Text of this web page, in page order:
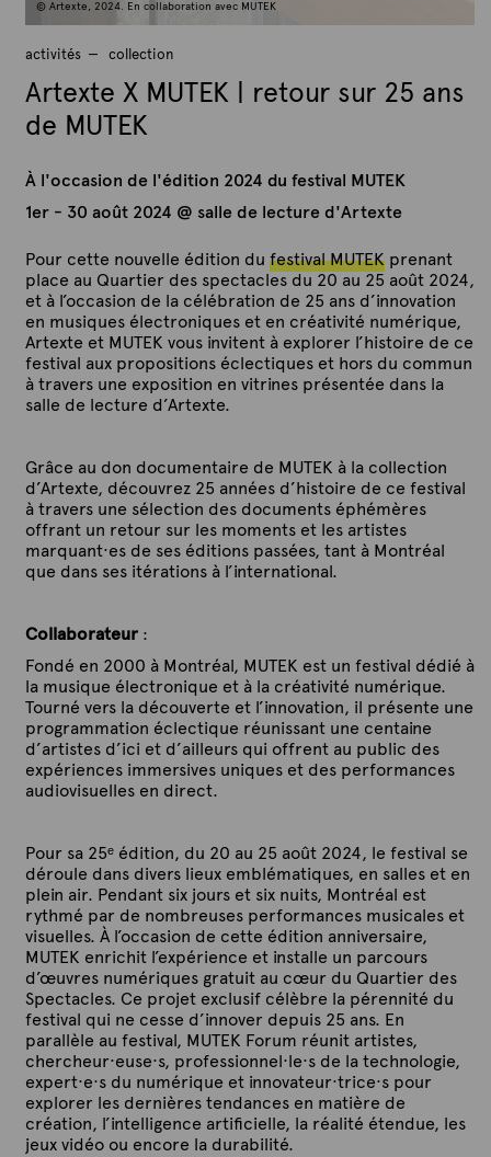
© Artexte, 2024. En collaboration avec MUTEK
activités collection
Artexte X MUTEK | retour sur 25 ans
de MUTEK
À l'occasion de l'édition 2024 du festival MUTEK
1er - 30 août 2024 @ salle de lecture d'Artexte
Pour cette nouvelle édition du festival MUTEKprenant
place au Quartier des spectacles du 20 au 25 août 2024,
et à l’occasion de la célébration de 25 ans d’innovation
en musiques électroniques et en créativité numérique,
Artexte et MUTEK vous invitent à explorer l’histoire de ce
festival aux propositions éclectiques et hors du commun
à travers une exposition en vitrines présentée dans la
salle de lecture d’Artexte.
Grâce au don documentaire de MUTEK à la collection
d’Artexte, découvrez 25 années d’histoire de ce festival
à travers une sélection des documents éphémères
offrant un retour sur les moments et les artistes
marquant·es de ses éditions passées, tant à Montréal
que dans ses itérations à l’international.
Collaborateur:
Fondé en 2000 à Montréal, MUTEK est un festival dédié à
la musique électronique et à la créativité numérique.
Tourné vers la découverte et l’innovation, il présente une
programmation éclectique réunissant une centaine
d’artistes d’ici et d’ailleurs qui offrent au public des
expériences immersives uniques et des performances
audiovisuelles en direct.
Pour sa 25ᵉ édition, du 20 au 25 août 2024, le festival se
déroule dans divers lieux emblématiques, en salles et en
plein air. Pendant six jours et six nuits, Montréal est
rythmé par de nombreuses performances musicales et
visuelles. À l’occasion de cette édition anniversaire,
MUTEK enrichit l’expérience et installe un parcours
d’œuvres numériques gratuit au cœur du Quartier des
Spectacles. Ce projet exclusif célèbre la pérennité du
festival qui ne cesse d’innover depuis 25 ans. En
parallèle au festival, MUTEK Forum réunit artistes,
chercheur·euse·s, professionnel·le·s de la technologie,
expert·e·s du numérique et innovateur·trice·s pour
explorer les dernières tendances en matière de
création, l’intelligence artificielle, la réalité étendue, les
jeux vidéo ou encore la durabilité.